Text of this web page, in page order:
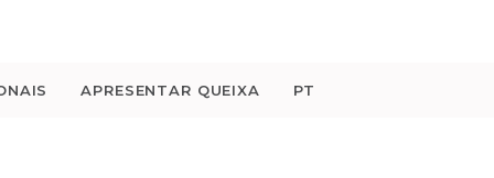
APRESENTAR QUEIXA PT